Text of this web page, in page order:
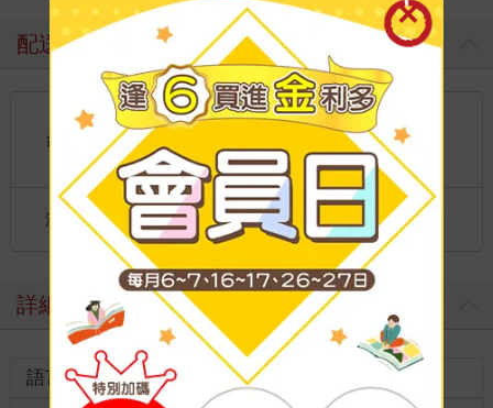
配送方式
台灣
國內宅配：本島、離島
到店取貨：
海外
國際快遞：全球
港澳店取：
詳細資料
語言 中文繁體 裝訂
紙本平裝